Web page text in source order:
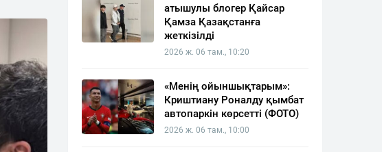
атышулы блогер Қайсар
Қамза Қазақстанға
жеткізілді
2026 ж. 06 там., 10:20
«Менің ойыншықтарым»:
Криштиану Роналду қымбат
автопаркін көрсетті (ФОТО)
2026 ж. 06 там., 10:00